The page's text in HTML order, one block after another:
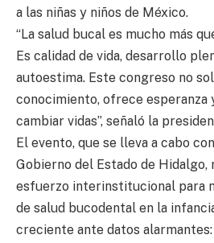
a las niñas y niños de México.
“La salud bucal es mucho más
Es calidad de vida, desarrollo
autoestima. Este congreso no
conocimiento, ofrece esperanza
cambiar vidas”, señaló la
El evento, que se lleva a cabo
Gobierno del Estado de Hidalgo,
esfuerzo interinstitucional para
de salud bucodental en la
creciente ante datos